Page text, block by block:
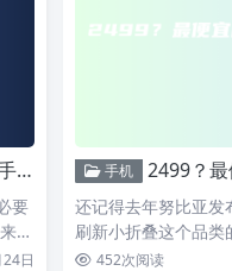
要
一
日
手机 2499？
还记得去年努比亚
刷新小折叠这个品
有…452次阅读